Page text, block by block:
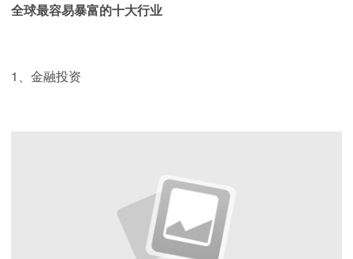
全球最容易暴富的十大行业
1、金融投资